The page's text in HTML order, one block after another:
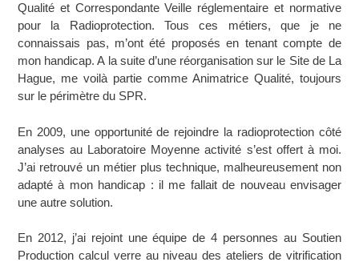
Qualité et Correspondante Veille réglementaire et normative
pour la Radioprotection. Tous ces métiers, que je ne
connaissais pas, m’ont été proposés en tenant compte de
mon handicap. A la suite d’une réorganisation sur le Site de La
Hague, me voilà partie comme Animatrice Qualité, toujours
sur le périmètre du SPR.
En 2009, une opportunité de rejoindre la radioprotection côté
analyses au Laboratoire Moyenne activité s’est offert à moi.
J’ai retrouvé un métier plus technique, malheureusement non
adapté à mon handicap : il me fallait de nouveau envisager
une autre solution.
En 2012, j’ai rejoint une équipe de 4 personnes au Soutien
Production calcul verre au niveau des ateliers de vitrification